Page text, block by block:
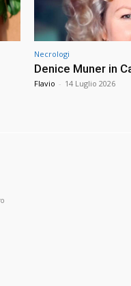
Necrologi
Denice Muner in
Flavio - 14 Luglio 2026